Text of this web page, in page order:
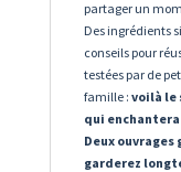
partager un
Des ingrédients
conseils pour
testées par de
famille : voilà le
qui
Deux
garderez